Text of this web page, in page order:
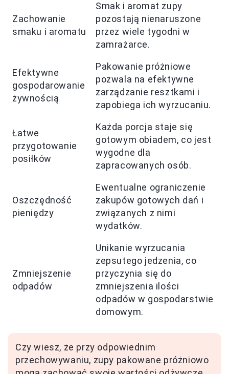
Zachowanie
smaku i aromatu
Smak i aromat zupy
pozostają nienaruszone
przez wiele tygodni w
zamrażarce.
Efektywne
gospodarowanie
żywnością
Pakowanie próżniowe
pozwala na efektywne
zarządzanie resztkami i
zapobiega ich wyrzucaniu.
Łatwe
przygotowanie
posiłków
Każda porcja staje się
gotowym obiadem, co jest
wygodne dla
zapracowanych osób.
Oszczędność
pieniędzy
Ewentualne ograniczenie
zakupów gotowych dań i
związanych z nimi
wydatków.
Zmniejszenie
odpadów
Unikanie wyrzucania
zepsutego jedzenia, co
przyczynia się do
zmniejszenia ilości
odpadów w gospodarstwie
domowym.
Czy wiesz, że przy odpowiednim
przechowywaniu, zupy pakowane próżniowo